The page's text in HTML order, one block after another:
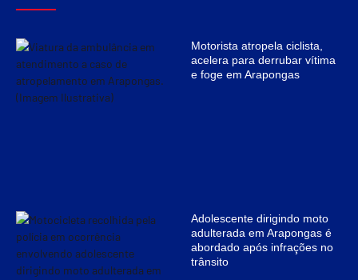
Motorista atropela ciclista,
acelera para derrubar vítima
e foge em Arapongas
Adolescente dirigindo moto
adulterada em Arapongas é
abordado após infrações no
trânsito